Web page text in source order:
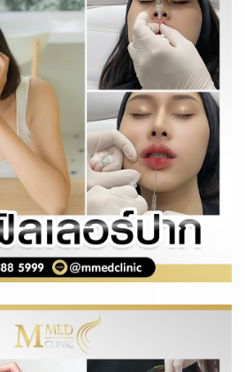
ฟิลเลอร์
รายละเอียด